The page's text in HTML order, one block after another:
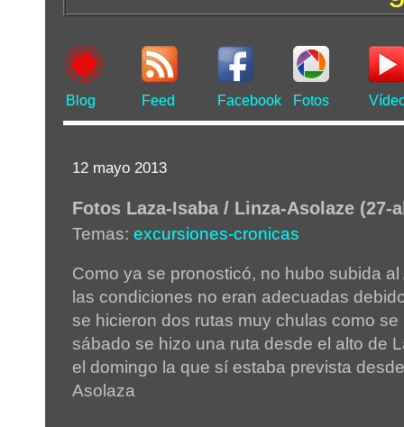
Blog Feed Facebook Fotos
12 mayo 2013
Fotos Laza-Isaba / Linza-Asolaze (27-
Temas: excursiones-cronicas
Como ya se pronosticó, no hubo subida
las condiciones no eran adecuadas
se hicieron dos rutas muy chulas como se
sábado se hizo una ruta desde el alto de
el domingo la que sí estaba prevista
Asolaza